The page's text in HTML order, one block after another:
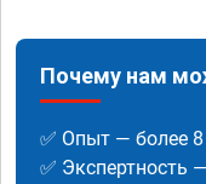
Почему нам
✅ Опыт — более
✅ Экспертность